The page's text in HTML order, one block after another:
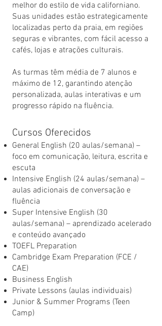
melhor do estilo de vida californiano.
Suas unidades estão estrategicamente
localizadas perto da praia, em regiões
seguras e vibrantes, com fácil acesso a
cafés, lojas e atrações culturais.
As turmas têm média de 7 alunos e
máximo de 12, garantindo atenção
personalizada, aulas interativas e um
progresso rápido na fluência.
Cursos Oferecidos
General English (20 aulas/semana) –
foco em comunicação, leitura, escrita e
escuta
Intensive English (24 aulas/semana) –
aulas adicionais de conversação e
fluência
Super Intensive English (30
aulas/semana) – aprendizado acelerado
e conteúdo avançado
TOEFL Preparation
Cambridge Exam Preparation (FCE /
CAE)
Business English
Private Lessons (aulas individuais)
Junior & Summer Programs (Teen
Camp)